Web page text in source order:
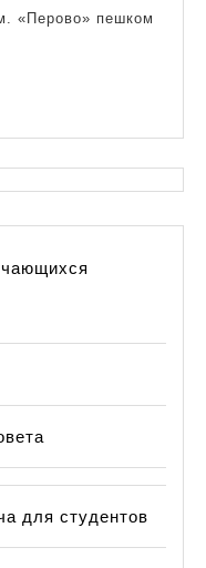
«Перово» пешком
для студентов